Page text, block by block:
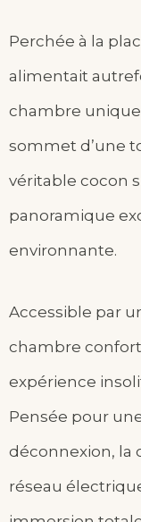
Perchée à la
alimentait
chambre
sommet d’une
véritable cocon
panoramique
environnante.
Accessible par
chambre
expérience
Pensée pour
déconnexion, la
réseau